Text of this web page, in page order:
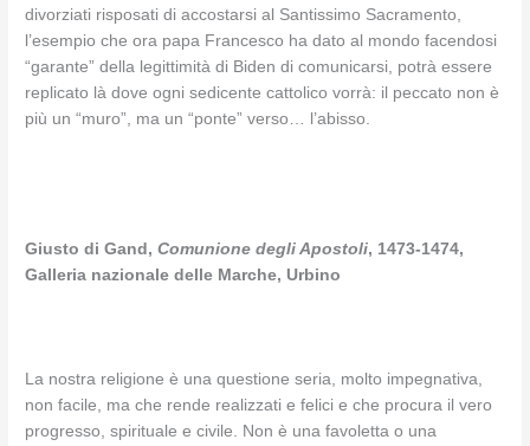
divorziati risposati di accostarsi al Santissimo Sacramento,
l’esempio che ora papa Francesco ha dato al mondo facendosi
“garante” della legittimità di Biden di comunicarsi, potrà essere
replicato là dove ogni sedicente cattolico vorrà: il peccato non è
più un “muro”, ma un “ponte” verso… l’abisso.
Giusto di Gand,Comunione degli Apostoli, 1473-1474,
Galleria nazionale delle Marche, Urbino
La nostra religione è una questione seria, molto impegnativa,
non facile, ma che rende realizzati e felici e che procura il vero
progresso, spirituale e civile. Non è una favoletta o una